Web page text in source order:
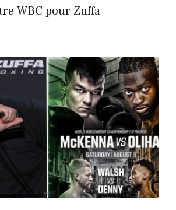
WBC pour Zuffa